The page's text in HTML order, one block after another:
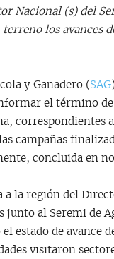
Nacional (s) del
los avances
y Ganadero ( SAG
el término de
correspondientes
campañas
concluida en
la región del
junto al Seremi de
estado de avance
visitaron